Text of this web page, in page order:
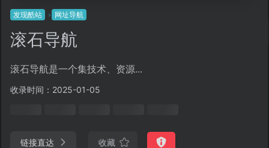
发现酷站 网址导航
滚石导航
滚石导航是一个集技术、资源...
收录时间：2025-01-05
链接直达 收藏